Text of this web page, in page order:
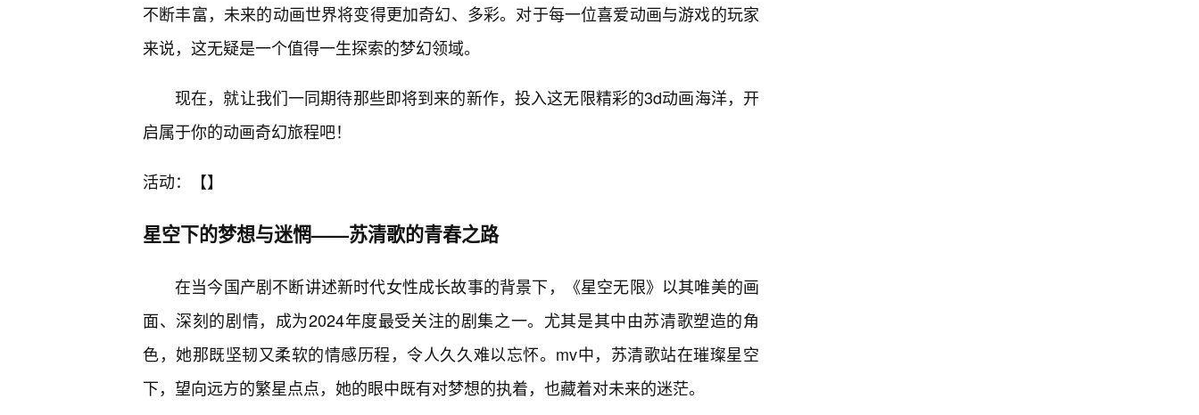
不断丰富，未来的动画世界将变得更加奇幻、多彩。对于每一位喜爱动画与游戏的玩家
来说，这无疑是一个值得一生探索的梦幻领域。
现在，就让我们一同期待那些即将到来的新作，投入这无限精彩的3d动画海洋，开
启属于你的动画奇幻旅程吧！
活动：【】
星空下的梦想与迷惘——苏清歌的青春之路
在当今国产剧不断讲述新时代女性成长故事的背景下，《星空无限》以其唯美的画
面、深刻的剧情，成为2024年度最受关注的剧集之一。尤其是其中由苏清歌塑造的角
色，她那既坚韧又柔软的情感历程，令人久久难以忘怀。mv中，苏清歌站在璀璨星空
下，望向远方的繁星点点，她的眼中既有对梦想的执着，也藏着对未来的迷茫。